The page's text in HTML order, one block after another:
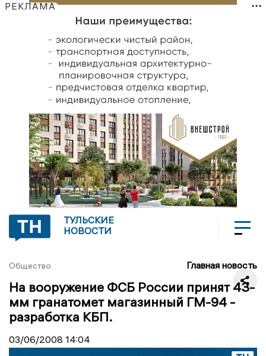
РЕКЛАМА
ТУЛЬСКИЕ
НОВОСТИ
Общество Главная новость
На вооружение ФСБ России принят 43-
мм гранатомет магазинный ГМ-94 -
разработка КБП.
03/06/2008 14:04